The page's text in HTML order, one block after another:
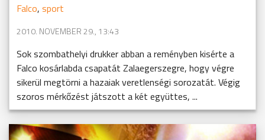
Falco, sport
2010. NOVEMBER 29., 13:43
Sok szombathelyi drukker abban a reményben kisérte a
Falco kosárlabda csapatát Zalaegerszegre, hogy végre
sikerül megtörni a hazaiak veretlenségi sorozatát. Végig
szoros mérkőzést játszott a két együttes, ...